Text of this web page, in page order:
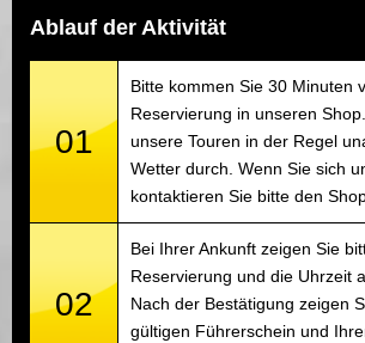
Ablauf der Aktivität
01
Bitte kommen Sie 30 Minuten
Reservierung in unseren
unsere Touren in der Regel
Wetter durch. Wenn Sie sich
kontaktieren Sie bitte den
02
Bei Ihrer Ankunft zeigen Sie
Reservierung und die Uhrzeit
Nach der Bestätigung zeigen
gültigen Führerschein und